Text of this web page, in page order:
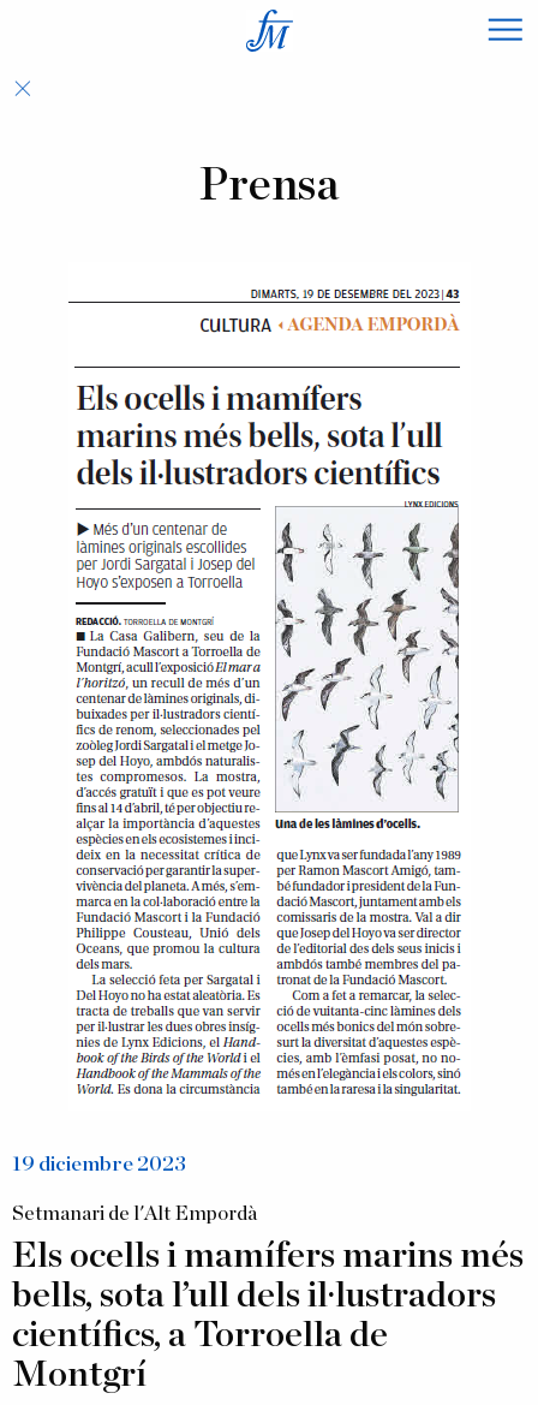
×
Prensa
19 diciembre 2023
Setmanari de l'Alt Empordà
Els ocells i mamífers marins més
bells, sota l’ull dels il·lustradors
científics, a Torroella de
Montgrí